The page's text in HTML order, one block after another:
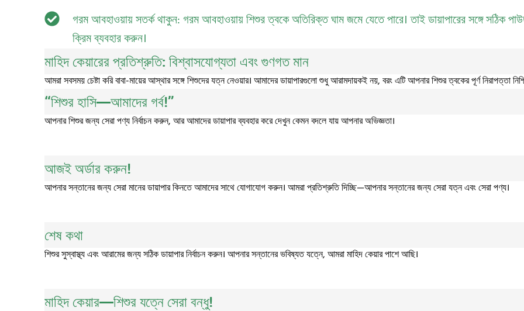
গরম আবহাওয়ায় সতর্ক থাকুন: গরম আবহাওয়ায় শিশুর ত্বকে অতিরিক্ত ঘাম জমে যেতে পারে। তাই ডায়াপারের সঙ্গে সঠিক
ক্রিম ব্যবহার করুন।
মাহিদ কেয়ারের প্রতিশ্রুতি: বিশ্বাসযোগ্যতা এবং গুণগত মান
আমরা সবসময় চেষ্টা করি বাবা-মায়ের আস্থার সঙ্গে শিশুদের যত্ন নেওয়ার। আমাদের ডায়াপারগুলো শুধু আরামদায়কই নয়, বরং এটি আপনার শিশুর ত্বকের পূর্ণ নিরাপত্তা
“শিশুর হাসি—আমাদের গর্ব!”
আপনার শিশুর জন্য সেরা পণ্য নির্বাচন করুন, আর আমাদের ডায়াপার ব্যবহার করে দেখুন কেমন বদলে যায় আপনার অভিজ্ঞতা।
আজই অর্ডার করুন!
আপনার সন্তানের জন্য সেরা মানের ডায়াপার কিনতে আমাদের সাথে যোগাযোগ করুন। আমরা প্রতিশ্রুতি দিচ্ছি—আপনার সন্তানের জন্য সেরা যত্ন এবং সেরা পণ্য।
শেষ কথা
শিশুর সুস্বাস্থ্য এবং আরামের জন্য সঠিক ডায়াপার নির্বাচন করুন। আপনার সন্তানের ভবিষ্যত যত্নে, আমরা মাহিদ কেয়ার পাশে আছি।
মাহিদ কেয়ার—শিশুর যত্নে সেরা বন্ধু!